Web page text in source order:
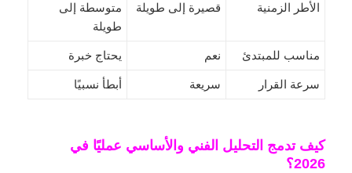
الأطر الزمنية قصيرة إلى طويلة
متوسطة إلى
طويلة
مناسب للمبتدئ نعم يحتاج خبرة
سرعة القرار سريعة أبطأ نسبيًا
كيف تدمج التحليل الفني والأساسي عمليًا في
2026؟